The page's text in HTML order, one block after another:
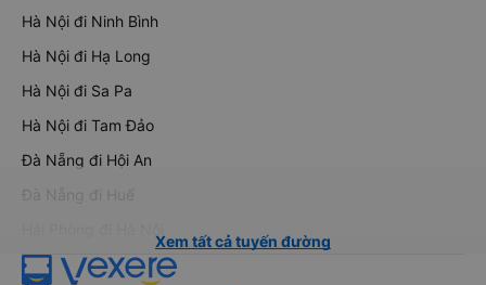
Hà Nội đi Ninh Bình
Hà Nội đi Hạ Long
Hà Nội đi Sa Pa
Hà Nội đi Tam Đảo
Đà Nẵng đi Hội An
Đà Nẵng đi Huế
Xem tất cả tuyến đường